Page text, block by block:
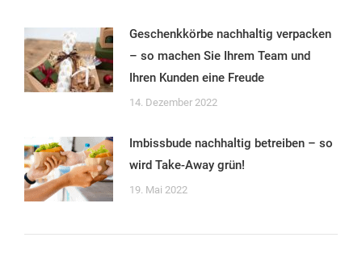
Geschenkkörbe nachhaltig verpacken
– so machen Sie Ihrem Team und
Ihren Kunden eine Freude
14. Dezember 2022
Imbissbude nachhaltig betreiben – so
wird Take-Away grün!
19. Mai 2022